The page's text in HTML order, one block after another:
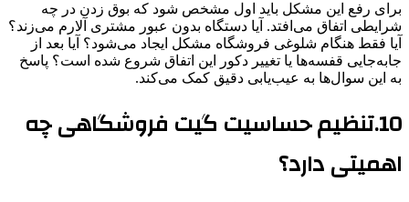
برای رفع این مشکل باید اول مشخص شود که بوق زدن در چه
شرایطی اتفاق می‌افتد. آیا دستگاه بدون عبور مشتری آلارم می‌زند؟
آیا فقط هنگام شلوغی فروشگاه مشکل ایجاد می‌شود؟ آیا بعد از
جابه‌جایی قفسه‌ها یا تغییر دکور این اتفاق شروع شده است؟ پاسخ
به این سوال‌ها به عیب‌یابی دقیق کمک می‌کند.
10.تنظیم حساسیت گیت فروشگاهی چه
اهمیتی دارد؟